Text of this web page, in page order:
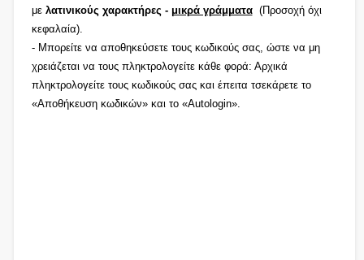
με λατινικούς χαρακτήρες - μικρά γράμματα(Προσοχή όχι
κεφαλαία).
- Μπορείτε να αποθηκεύσετε τους κωδικούς σας, ώστε να μη
χρειάζεται να τους πληκτρολογείτε κάθε φορά: Αρχικά
πληκτρολογείτε τους κωδικούς σας και έπειτα τσεκάρετε το
«Αποθήκευση κωδικών» και το «Autologin».